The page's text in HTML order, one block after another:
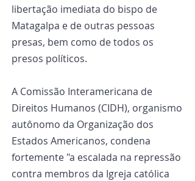
libertação imediata do bispo de
Matagalpa e de outras pessoas
presas, bem como de todos os
presos políticos.
A Comissão Interamericana de
Direitos Humanos (CIDH), organismo
autônomo da Organização dos
Estados Americanos, condena
fortemente "a escalada na repressão
contra membros da Igreja católica